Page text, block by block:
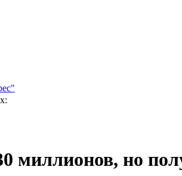
миллионов, но